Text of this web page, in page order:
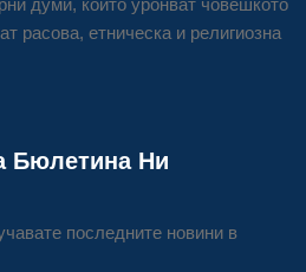
расова, етническа и религиозна
Бюлетина Ни
последните новини в